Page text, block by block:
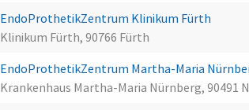
EndoProthetikZentrum Klinikum Fürth
Klinikum Fürth, 90766 Fürth
EndoProthetikZentrum Martha-Maria
Krankenhaus Martha-Maria Nürnberg, 90491